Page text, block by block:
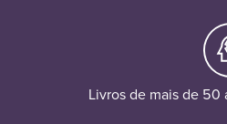
Livros de mais de